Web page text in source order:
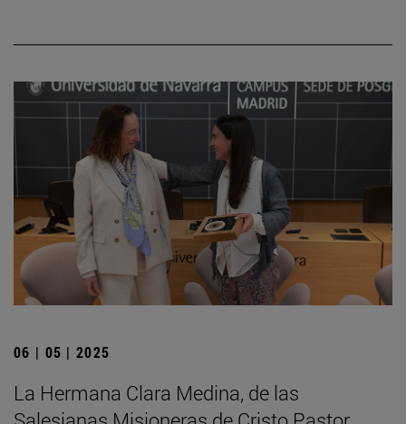
06 | 05 | 2025
La Hermana Clara Medina, de las